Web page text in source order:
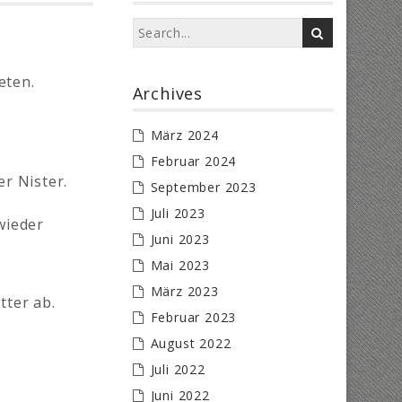
Nister.
ab.
Archives
März 2024
Februar 2024
September 2023
Juli 2023
Juni 2023
Mai 2023
März 2023
Februar 2023
August 2022
Juli 2022
Juni 2022